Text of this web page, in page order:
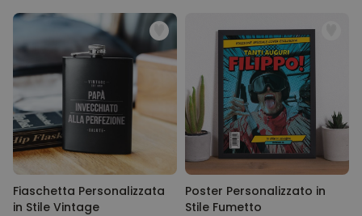
Fiaschetta Personalizzata
in Stile Vintage
Poster Personalizzato in
Stile Fumetto